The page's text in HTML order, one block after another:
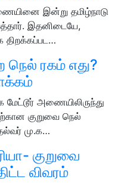
இன்று தமிழ்நாடு
இதனிடையே,
திறக்கப்பட…
நெல் ரகம் எது?
மேட்டூர் அணையிலிருந்து
குறுவை நெல்
மு.க…
குறுவை
விவரம்